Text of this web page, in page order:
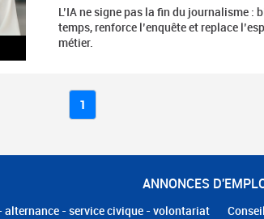
L’IA ne signe pas la fin du journalisme :
temps, renforce l’enquête et replace
métier.
1
ANNONCES
alternance - service civique - volontariat